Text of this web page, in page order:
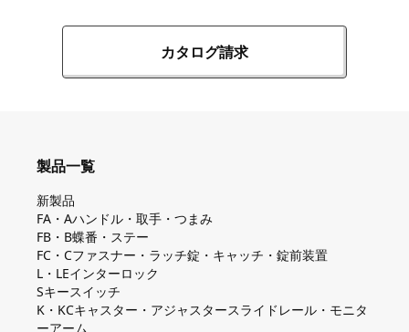
カタログ請求
製品一覧
新製品
FA・Aハンドル・取手・つまみ
FB・B蝶番・ステー
FC・Cファスナー・ラッチ錠・キャッチ・錠前装置
L・LEインターロック
Sキースイッチ
K・KCキャスター・アジャスタースライドレール・モニタ
ーアーム